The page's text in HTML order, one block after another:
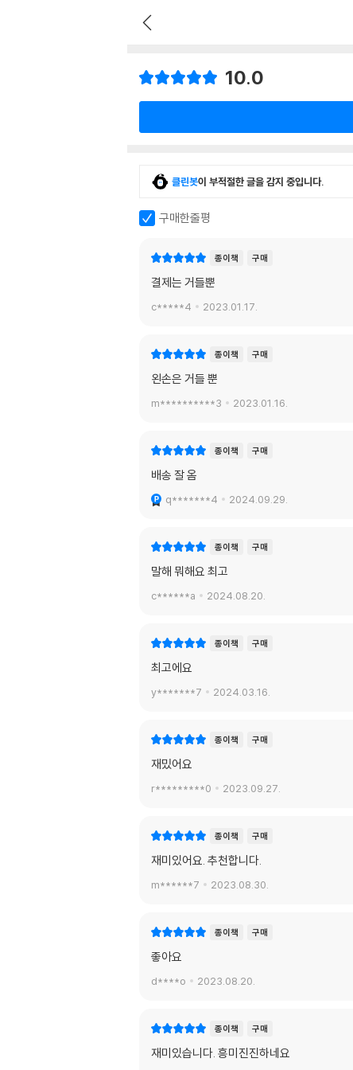
10.0
클린봇이 부적절한 글을 감지 중입니다.
구매한줄평
종이책 구매
결제는 거들뿐
c*****4 2023.01.17.
종이책 구매
왼손은 거들 뿐
m**********3 2023.01.16.
종이책 구매
배송 잘 옴
q*******4 2024.09.29.
종이책 구매
말해 뭐해요 최고
c******a 2024.08.20.
종이책 구매
최고에요
y*******7 2024.03.16.
종이책 구매
재밌어요
r*********0 2023.09.27.
종이책 구매
재미있어요. 추천합니다.
m******7 2023.08.30.
종이책 구매
좋아요
d****o 2023.08.20.
종이책 구매
재미있습니다. 흥미진진하네요